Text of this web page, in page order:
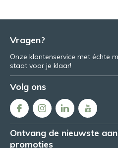
Vragen?
Onze klantenservice met échte
staat voor je klaar!
Volg ons
Ontvang de nieuwste
promoties